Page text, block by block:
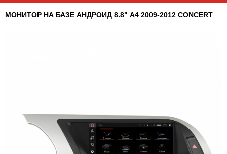
МОНИТОР НА БАЗЕ АНДРОИД 8.8" A4 2009-2012 CONCERT